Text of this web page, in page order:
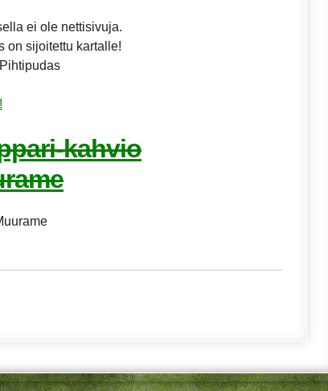
ei ole nettisivuja.
on sijoitettu kartalle!
kahvio